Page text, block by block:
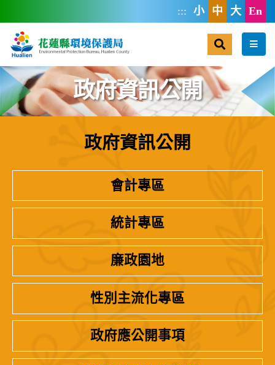
::: 小 中 大 En
選單
政府資訊公開
政府資訊公開
會計專區
統計專區
廉政園地
性別主流化專區
政府應公開事項